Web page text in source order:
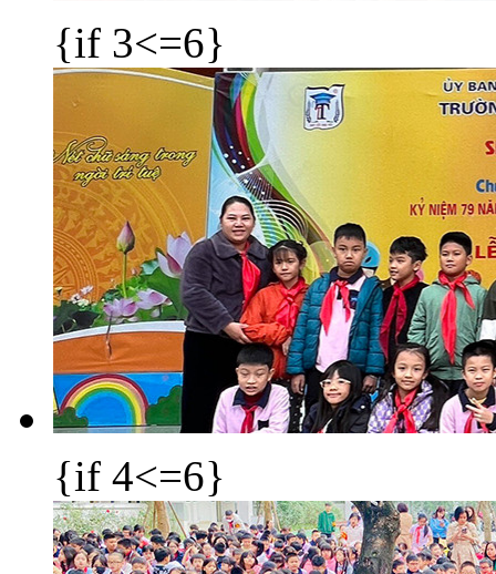
{if 3<=6}
{if 4<=6}